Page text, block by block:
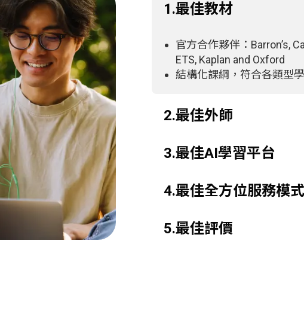
1.最佳教材
官方合作夥伴：Barron’s,
ETS, Kaplan and Oxford
結構化課綱，符合各類型
2.最佳外師
3.最佳AI學習平台
4.最佳全方位服務模式
®
5.最佳評價